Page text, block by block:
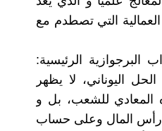
التي تصطدم مع
البرجوازية الرئيسية:
اليوناني، لا يظهر
للشعب، بل و
رأس المال وعلى حساب